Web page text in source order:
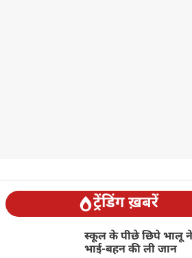
ट्रेंडिंग ख़बरें
स्कूल के पीछे छिपे भालू
भाई-बहन की ली जान